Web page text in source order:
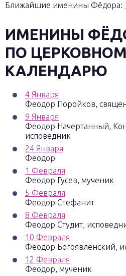
Ближайшие именины Фёдора:
ИМЕНИНЫ
ПО
КАЛЕНДАРЮ
4 Января
Феодор Поройков,
9 Января
Феодор Начертанный,
исповедник
24 Января
Феодор
1 Февраля
Феодор Гусев, мученик
5 Февраля
Феодор Стефанит
8 Февраля
Феодор Студит,
10 Февраля
Феодор Богоявленский,
12 Февраля
Феодор, мученик